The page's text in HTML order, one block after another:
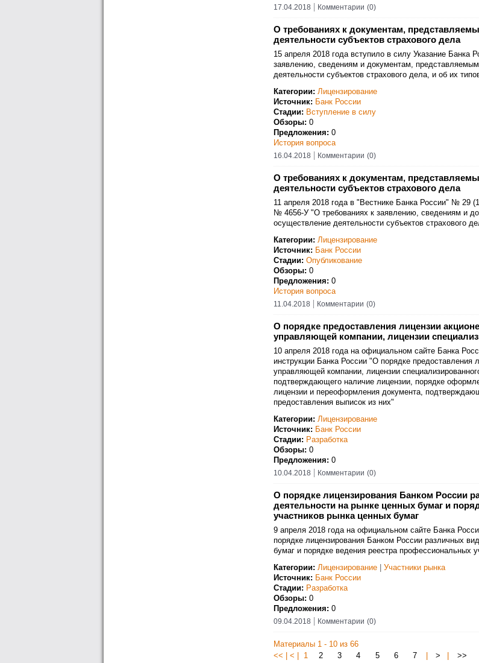
17.04.2018 Комментарии (0)
О требованиях к документам,
деятельности субъектов страхового дела
15 апреля 2018 года вступило в силу Указание
заявлению, сведениям и документам,
деятельности субъектов страхового дела, и об их
Категории: Лицензирование
Источник: Банк России
Стадии: Вступление в силу
Обзоры: 0
Предложения: 0
История вопроса
16.04.2018 Комментарии (0)
О требованиях к документам,
деятельности субъектов страхового дела
11 апреля 2018 года в "Вестнике Банка России" № 29
№ 4656-У "О требованиях к заявлению, сведениям и
осуществление деятельности субъектов страхового
Категории: Лицензирование
Источник: Банк России
Стадии: Опубликование
Обзоры: 0
Предложения: 0
История вопроса
11.04.2018 Комментарии (0)
О порядке предоставления лицензии
управляющей компании, лицензии
10 апреля 2018 года на официальном сайте Банка
инструкции Банка России "О порядке предоставления
управляющей компании, лицензии
подтверждающего наличие лицензии, порядке
лицензии и переоформления документа,
предоставления выписок из них"
Категории: Лицензирование
Источник: Банк России
Стадии: Разработка
Обзоры: 0
Предложения: 0
10.04.2018 Комментарии (0)
О порядке лицензирования Банком России
деятельности на рынке ценных бумаг и
участников рынка ценных бумаг
9 апреля 2018 года на официальном сайте Банка
порядке лицензирования Банком России различных
бумаг и порядке ведения реестра профессиональных
Категории: Лицензирование
Участники рынка
Источник: Банк России
Стадии: Разработка
Обзоры: 0
Предложения: 0
09.04.2018 Комментарии (0)
Материалы 1 - 10 из 66
<< | < | 1
2 3 4 5 6 7 > >>